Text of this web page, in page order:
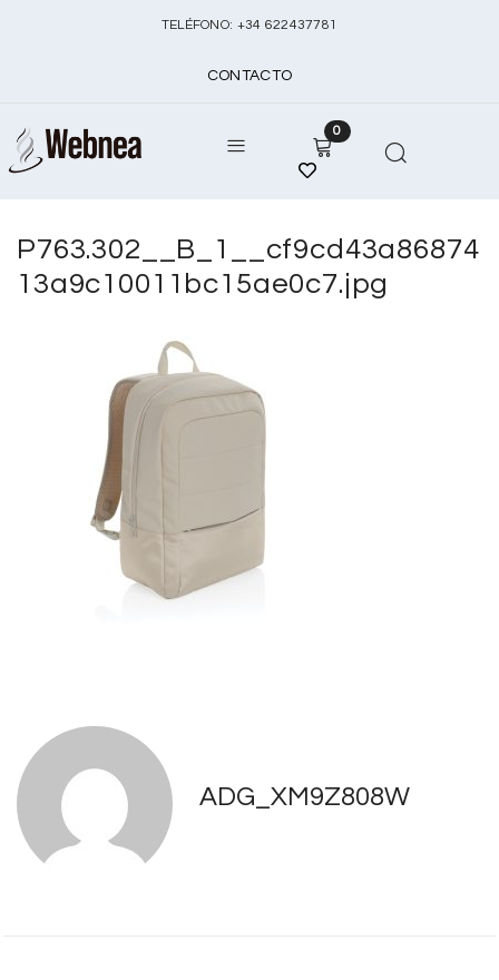
TELÉFONO: +34 622437781
CONTACTO
0
P763.302__B_1__cf9cd43a86874
13a9c10011bc15ae0c7.jpg
ADG_XM9Z808W